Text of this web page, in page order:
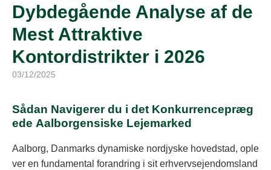
Dybdegående Analyse af de
Mest Attraktive
Kontordistrikter i 2026
03/12/2025
Sådan Navigerer du i det Konkurrencepræg
ede Aalborgensiske Lejemarked
Aalborg, Danmarks dynamiske nordjyske hovedstad, ople
ver en fundamental forandring i sit erhvervsejendomsland